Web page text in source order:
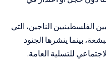
الناجين، التي
بينما ينشرها الجنود
للتسلية العامة.